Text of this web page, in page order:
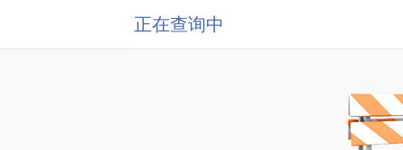
正在查询中